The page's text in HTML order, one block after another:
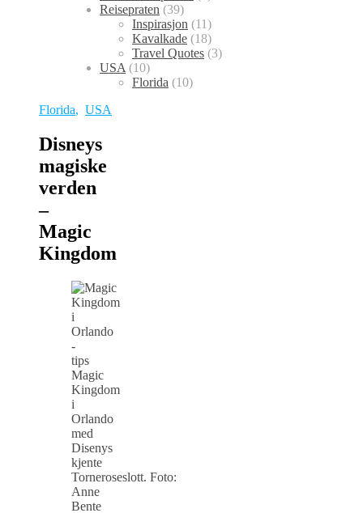
Reisepraten (39)
Inspirasjon (11)
Kavalkade (18)
Travel Quotes (3)
USA (10)
Florida (10)
Florida, USA
Disneys
magiske
verden
–
Magic
Kingdom
Magic
Kingdom
i
Orlando
med
Disenys
kjente
Torneroseslott. Foto:
Anne
Bente